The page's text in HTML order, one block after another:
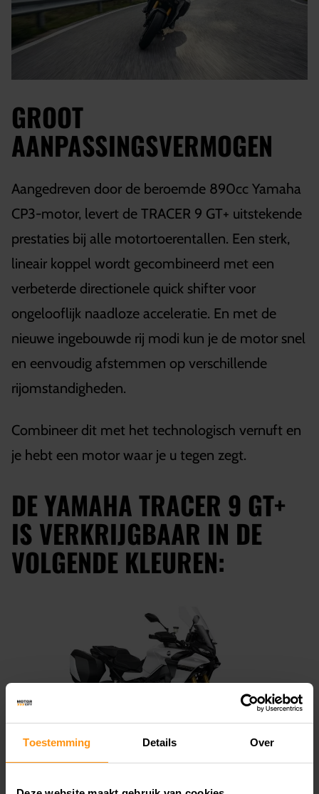
Toestemming Details Over
GROOT
AANPASSINGSVERMOGEN
Aangedreven door de beroemde 890cc Yamaha
CP3-motor, levert de TRACER 9 GT+ uitstekende
prestaties bij alle motortoerentallen. Een sterk,
lineair koppel wordt gecombineerd met een
verbeterde directionele quick shifter voor
ongelooflijk naadloze acceleratie. En met de
nieuwe ingebouwde rij modi kun je de motor snel
en eenvoudig afstemmen op verschillende
rijomstandigheden.
Combineer dit met het technologisch vernuft en
je hebt een motor waar je u tegen zegt.
DE YAMAHA TRACER 9 GT+
IS VERKRIJGBAAR IN DE
VOLGENDE KLEUREN: